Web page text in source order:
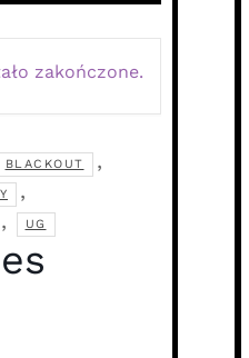
zakończone.
BLACKOUT ,
,
, UG